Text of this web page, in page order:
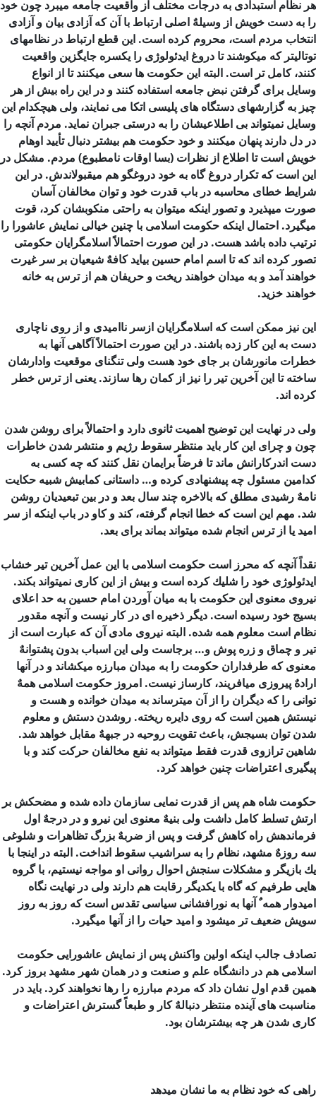
هر نظام استبدادی به درجات مختلف از واقعیت جامعه میبرد چون خود
را به دست خویش از وسیلهٌ اصلی ارتباط با آن که آزادی بیان و آزادی
انتخاب مردم است، محروم کرده است. این قطع ارتباط در نظامهای
توتالیتر که میکوشند تا دروغ ایدئولوژی را یکسره جایگزین واقعیت
کنند، کامل تر است. البته این حکومت ها سعی میکنند تا از انواع
وسایل برای گرفتن نبض جامعه استفاده کنند و در این راه بیش از هر
چیز به گزارشهای دستگاه های پلیسی اتکا می نمایند، ولی هیچکدام این
وسایل نمیتواند بی اطلاعیشان را به درستی جبران نماید. مردم آنچه را
در دل دارند پنهان میکنند و خود حکومت هم بیشتر دنبال تأیید اوهام
خویش است تا اطلاع از نظرات (بسا اوقات نامطبوع) مردم. مشکل در
این است که تکرار دروغ گاه به خود دروغگو هم میقبولاندش. در این
شرایط خطای محاسبه در باب قدرت خود و توان مخالفان آسان
صورت میپذیرد و تصور اینکه میتوان به راحتی منکوبشان کرد، قوت
میگیرد. احتمال اینکه حکومت اسلامی با چنین خیالی نمایش عاشورا را
ترتیب داده باشد هست. در این صورت احتمالاً اسلامگرایان حکومتی
تصور كرده اند كه تا اسم امام حسین بیاید كافهٌ شیعیان بر سر غیرت
خواهند آمد و به میدان خواهند ریخت و حریفان هم از ترس به خانه
خواهند خزید.
این نیز ممكن است كه اسلامگرایان ازسر ناامیدی و از روی ناچاری
دست به این كار زده باشند. در این صورت احتمالاً آگاهی آنها به
خطرات مانورشان بر جای خود هست ولی تنگنای موقعیت وادارشان
ساخته تا این آخرین تیر را نیز از كمان رها سازند. یعنی از ترس خطر
کرده اند.
ولی در نهایت این توضیح اهمیت ثانوی دارد و احتمالاً برای روشن شدن
چون و چرای این كار باید منتظر سقوط رژیم و منتشر شدن خاطرات
دست اندركارانش ماند تا فرضاً برایمان نقل كنند كه چه كسی به
كدامین مسئول چه پیشنهادی كرده و… داستانی كمابیش شبیه حكایت
نامهٌ رشیدی مطلق كه بالاخره چند سال بعد و در بین تبعیدیان روشن
شد. مهم این است كه خطا انجام گرفته، كند و كاو در باب اینكه از سر
امید یا از ترس انجام شده میتواند بماند برای بعد.
نقداً آنچه كه محرز است حكومت اسلامی با این عمل آخرین تیر خشاب
ایدئولوژی خود را شلیك كرده است و بیش از این كاری نمیتواند بكند.
نیروی معنوی این حكومت با به میان آوردن امام حسین به حد اعلای
بسیج خود رسیده است. دیگر ذخیره ای در كار نیست و آنچه مقدور
نظام است معلوم همه شده. البته نیروی مادی آن كه عبارت است از
تیر و چماق و زره پوش و… برجاست ولی این اسباب بدون پشتوانهٌ
معنوی كه طرفداران حكومت را به میدان مبارزه میكشاند و در آنها
ارادهٌ پیروزی میافریند، كارساز نیست. امروز حكومت اسلامی همهٌ
توانی را كه دیگران را از آن میترساند به میدان خوانده و هست و
نیستش همین است که روی دایره ریخته. روشدن دستش و معلوم
شدن توان بسیجش، باعث تقویت روحیه در جبههٌ مقابل خواهد شد.
شاهین ترازوی قدرت فقط میتواند به نفع مخالفان حركت كند و با
پیگیری اعتراضات چنین خواهد كرد.
حكومت شاه هم پس از قدرت نمایی سازمان داده شده و مضحكش بر
ارتش تسلط كامل داشت ولی بنیهٌ معنوی این نیرو و در درجهٌ اول
فرماندهش راه كاهش گرفت و پس از ضربهٌ بزرگ تظاهرات و شلوغی
سه روزهٌ مشهد، نظام را به سراشیب سقوط انداخت. البته در اینجا با
یك بازیگر و مشكلات سنجش احوال روانی او مواجه نیستیم، با گروه
هایی طرفیم كه گاه با یكدیگر رقابت هم دارند ولی در نهایت نگاه
امیدوار همه ٌ آنها به نورافشانی سیاسی تقدس است كه روز به روز
سویش ضعیف تر میشود و امید حیات را از آنها میگیرد.
تصادف جالب اینكه اولین واكنش پس از نمایش عاشورایی حكومت
اسلامی هم در دانشگاه علم و صنعت و در همان شهر مشهد بروز كرد.
همین قدم اول نشان داد كه مردم مبارزه را رها نخواهند كرد. باید در
مناسبت های آینده منتظر دنبالهٌ كار و طبعاً گسترش اعتراضات و
كاری شدن هر چه بیشترشان بود.
راهی كه خود نظام به ما نشان میدهد